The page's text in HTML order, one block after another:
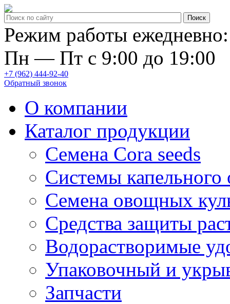
Режим работы ежедневно:
Пн — Пт с 9:00 до 19:00
+7 (962) 444-92-40
Обратный звонок
О компании
Каталог продукции
Семена Cora seeds
Системы
Семена овощных
Средства защиты
Водорастворимые
Упаковочный и
Запчасти